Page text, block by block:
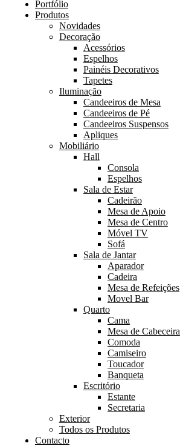
Portfólio
Produtos
Novidades
Decoração
Acessórios
Espelhos
Painéis Decorativos
Tapetes
Iluminação
Candeeiros de Mesa
Candeeiros de Pé
Candeeiros Suspensos
Apliques
Mobiliário
Hall
Consola
Espelhos
Sala de Estar
Cadeirão
Mesa de Apoio
Mesa de Centro
Móvel TV
Sofá
Sala de Jantar
Aparador
Cadeira
Mesa de Refeições
Movel Bar
Quarto
Cama
Mesa de Cabeceira
Comoda
Camiseiro
Toucador
Banqueta
Escritório
Estante
Secretaria
Exterior
Todos os Produtos
Contacto